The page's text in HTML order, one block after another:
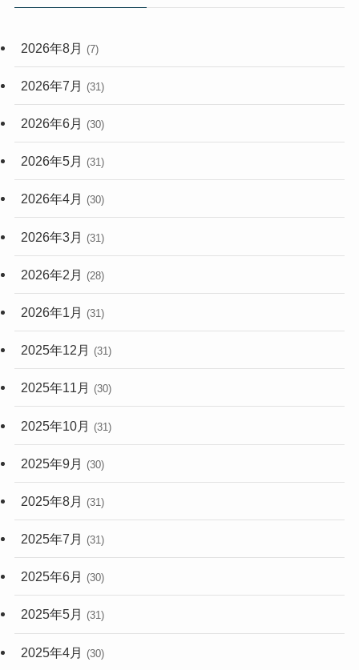
(248)
2026年8月 (7)
2026年7月 (31)
2026年6月 (30)
2026年5月 (31)
2026年4月 (30)
2026年3月 (31)
2026年2月 (28)
2026年1月 (31)
2025年12月 (31)
2025年11月 (30)
2025年10月 (31)
2025年9月 (30)
2025年8月 (31)
2025年7月 (31)
2025年6月 (30)
2025年5月 (31)
2025年4月 (30)